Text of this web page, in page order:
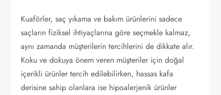
Kuaförler, saç yıkama ve bakım ürünlerini sadece
saçların fiziksel ihtiyaçlarına göre seçmekle kalmaz,
aynı zamanda müşterilerin tercihlerini de dikkate alır.
Koku ve dokuya önem veren müşteriler için doğal
içerikli ürünler tercih edilebilirken, hassas kafa
derisine sahip olanlara ise hipoalerjenik ürünler